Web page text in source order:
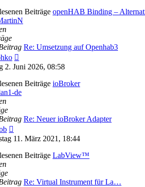
openHAB Binding –
Re: Umsetzung auf Openhab3
Beitrag
2. Juni 2026, 08:58
ioBroker
de
Re: Neuer ioBroker Adapter
Beitrag
11. März 2021, 18:44
LabView™
Re: Virtual Instrument für La…